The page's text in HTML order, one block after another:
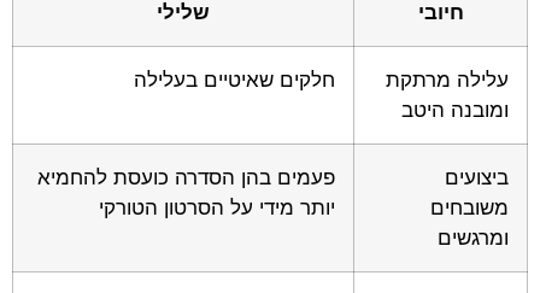
חיובי שלילי
עלילה מרתקת
ומובנה היטב
חלקים שאיטיים בעלילה
ביצועים
משובחים
ומרגשים
פעמים בהן הסדרה כועסת להחמיא
יותר מידי על הסרטון הטורקי